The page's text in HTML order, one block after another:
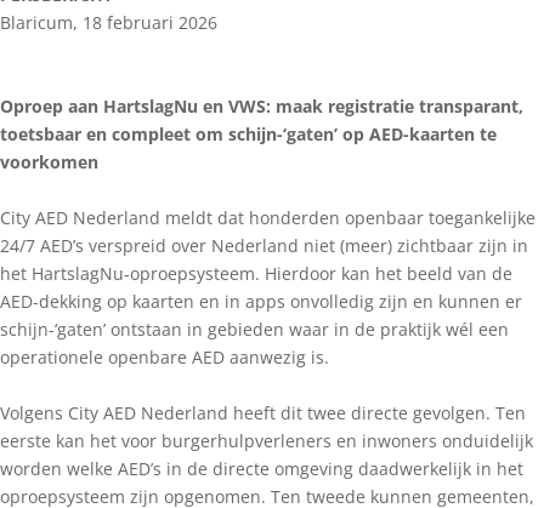
Blaricum, 18 februari 2026
Oproep aan HartslagNu en VWS: maak registratie transparant,
toetsbaar en compleet om schijn-‘gaten’ op AED-kaarten te
voorkomen
City AED Nederland meldt dat honderden openbaar toegankelijke
24/7 AED’s verspreid over Nederland niet (meer) zichtbaar zijn in
het HartslagNu-oproepsysteem. Hierdoor kan het beeld van de
AED-dekking op kaarten en in apps onvolledig zijn en kunnen er
schijn-‘gaten’ ontstaan in gebieden waar in de praktijk wél een
operationele openbare AED aanwezig is.
Volgens City AED Nederland heeft dit twee directe gevolgen. Ten
eerste kan het voor burgerhulpverleners en inwoners onduidelijk
worden welke AED’s in de directe omgeving daadwerkelijk in het
oproepsysteem zijn opgenomen. Ten tweede kunnen gemeenten,